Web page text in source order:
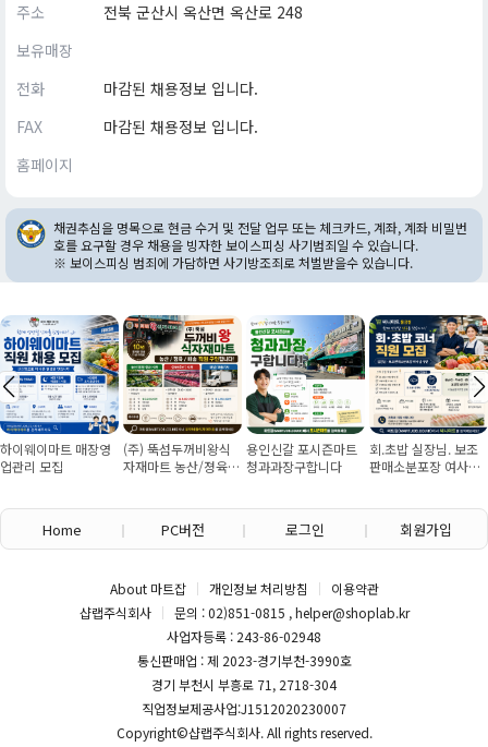
주소
전북 군산시 옥산면 옥산로 248
보유매장
전화
마감된 채용정보 입니다.
FAX
마감된 채용정보 입니다.
홈페이지
채권추심을 명목으로 현금 수거 및 전달 업무 또는 체크카드, 계좌, 계좌 비밀번
호를 요구할 경우 채용을 빙자한 보이스피싱 사기범죄일 수 있습니다.
※ 보이스피싱 범죄에 가담하면 사기방조죄로 처벌받을수 있습니다.
하이웨이마트 매장영
업관리 모집
(주) 뚝섬두꺼비왕식
자재마트 농산/졍육/
용인신갈 포시즌마트
청과과장구합니다
회.초밥 실장님. 보조
판매소분포장 여사님
Home PC버전 로그인 회원가입
About 마트잡 개인정보 처리방침
이용약관
샵랩주식회사
문의 : 02)851-0815 , helper@shoplab.kr
사업자등록 : 243-86-02948
통신판매업 : 제 2023-경기부천-3990호
경기 부천시 부흥로 71, 2718-304
직업정보제공사업:J1512020230007
Copyright©샵랩주식회사. All rights reserved.